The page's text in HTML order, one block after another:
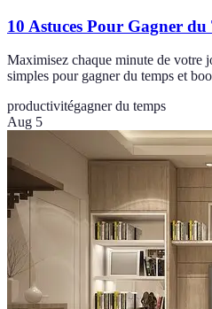
10 Astuces Pour Gagner
Maximisez chaque minute de votre
simples pour gagner du temps et
productivitégagner du temps
Aug 5